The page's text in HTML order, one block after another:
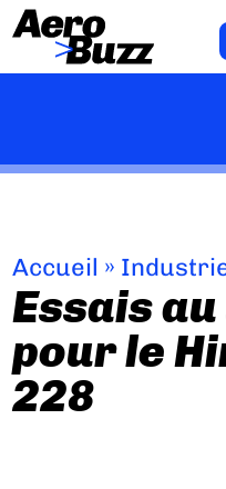
Accueil »
Essais
pour le
228